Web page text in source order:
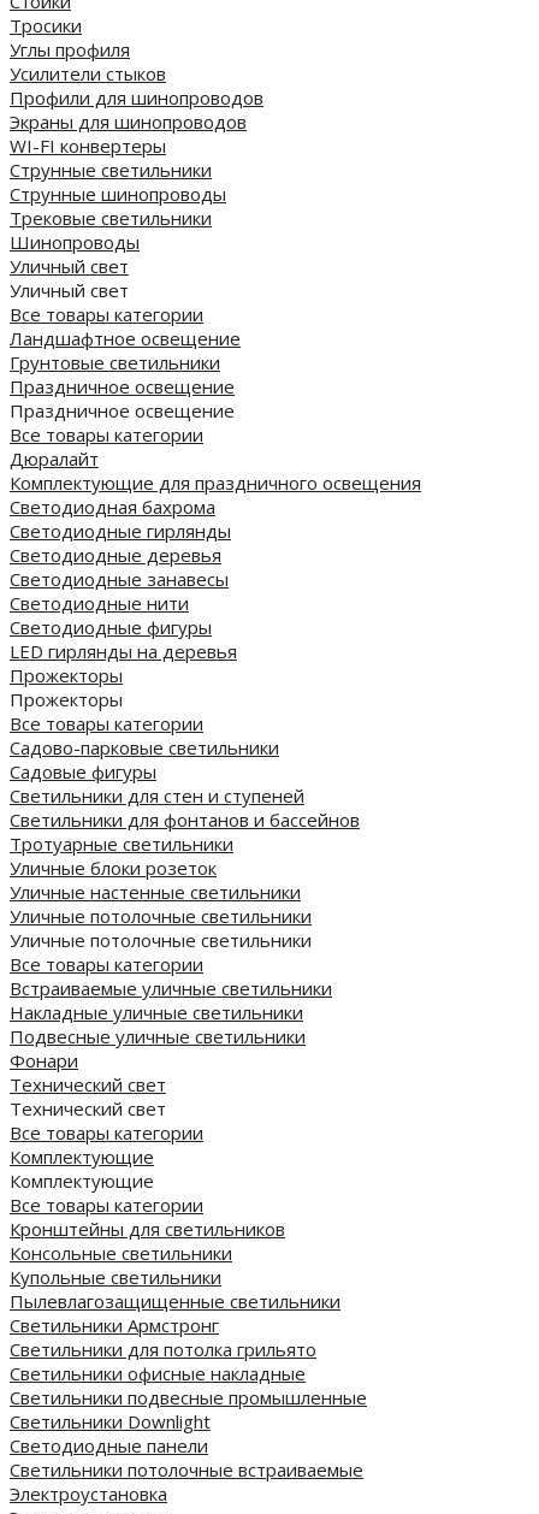
Тросики
Углы профиля
Усилители стыков
Профили для шинопроводов
Экраны для шинопроводов
WI-FI конвертеры
Струнные светильники
Струнные шинопроводы
Трековые светильники
Шинопроводы
Уличный свет
Уличный свет
Все товары категории
Ландшафтное освещение
Грунтовые светильники
Праздничное освещение
Праздничное освещение
Все товары категории
Дюралайт
Комплектующие для праздничного освещения
Светодиодная бахрома
Светодиодные гирлянды
Светодиодные деревья
Светодиодные занавесы
Светодиодные нити
Светодиодные фигуры
LED гирлянды на деревья
Прожекторы
Прожекторы
Все товары категории
Садово-парковые светильники
Садовые фигуры
Светильники для стен и ступеней
Светильники для фонтанов и бассейнов
Тротуарные светильники
Уличные блоки розеток
Уличные настенные светильники
Уличные потолочные светильники
Уличные потолочные светильники
Все товары категории
Встраиваемые уличные светильники
Накладные уличные светильники
Подвесные уличные светильники
Фонари
Технический свет
Технический свет
Все товары категории
Комплектующие
Комплектующие
Все товары категории
Кронштейны для светильников
Консольные светильники
Купольные светильники
Пылевлагозащищенные светильники
Светильники Армстронг
Светильники для потолка грильято
Светильники офисные накладные
Светильники подвесные промышленные
Светильники Downlight
Светодиодные панели
Cветильники потолочные встраиваемые
Электроустановка